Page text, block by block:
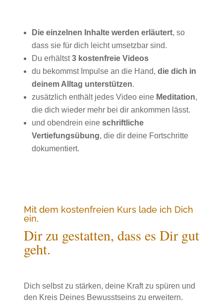
Die einzelnen Inhalte werden erläutert, so
dass sie für dich leicht umsetzbar sind.
Du erhältst3 kostenfreie Videos
du bekommst Impulse an die Hand, die dich in
deinem Alltag unterstützen.
zusätzlich enthält jedes Video eine Meditation,
die dich wieder mehr bei dir ankommen lässt.
und obendrein eine schriftliche
Vertiefungsübung, die dir deine Fortschritte
dokumentiert.
Mit dem kostenfreien Kurs lade ich Dich
ein,
Dir zu gestatten, dass es Dir gut
geht.
Dich selbst zu stärken, deine Kraft zu spüren und
den Kreis Deines Bewusstseins zu erweitern.